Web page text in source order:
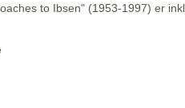
to Ibsen" (1953-1997) er